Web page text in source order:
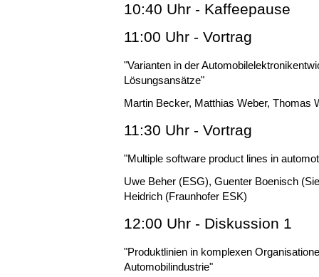
10:40 Uhr - Kaffeepause
11:00 Uhr - Vortrag
"Varianten in der
Lösungsansätze"
Martin Becker, Matthias Weber, Thomas
11:30 Uhr - Vortrag
"Multiple software product lines in
Uwe Beher (ESG), Guenter Boenisch
Heidrich (Fraunhofer ESK)
12:00 Uhr - Diskussion 1
"Produktlinien in komplexen
Automobilindustrie"